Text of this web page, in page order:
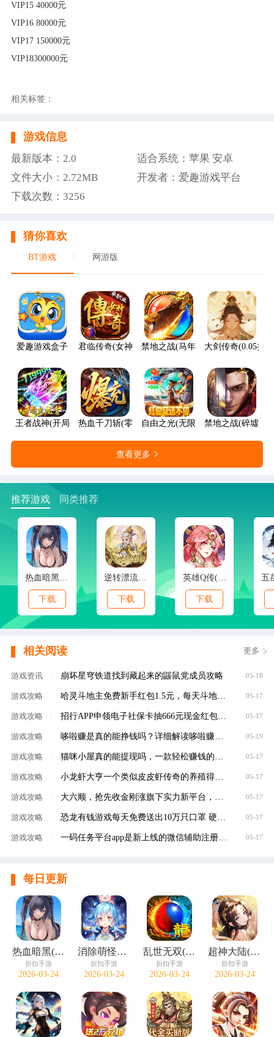
VIP15 40000元
VIP16 80000元
VIP17 150000元
VIP18300000元
相关标签：
游戏信息
最新版本：2.0
适合系统：苹果 安卓
文件大小：2.72MB
开发者：爱趣游戏平台
下载次数：3256
猜你喜欢
BT游戏 网游版
爱趣游戏盒子 君临传奇(女神传奇福利版)禁地之战(马年火龙神器)大剑传奇(0.05折
王者战神(开局火龙套)热血千刀斩(零氪送赞爆充)自由之光(无限红包免费版)
禁地之战(碎墟诸
查看更多
推荐游戏 同类推荐
热血暗黑(0.1折常规卡牌)
下载
逆转漂流者(0.05折千元代金免费)
下载
英雄Q传(新版0.1折苍金高返版)
下载
相关阅读 更多
游戏资讯 崩坏星穹铁道找到藏起来的鼹鼠党成员攻略 05-18
游戏攻略 哈灵斗地主免费新手红包1.5元，每天斗地主领元 05-17
游戏攻略 招行APP申领电子社保卡抽666元现金红包，100%有礼 05-17
游戏攻略 哆啦赚是真的能挣钱吗？详细解读哆啦赚是不是 05-19
游戏攻略 05-17
游戏攻略 小龙虾大亨一个类似皮皮虾传奇的养殖得分红虾 05-17
游戏攻略 05-17
游戏攻略 05-17
游戏攻略 一码任务平台app是新上线的微信辅助注册赚钱平 05-17
每日更新
热血暗黑(0.1折常规卡牌)
折扣手游
2026-03-24
消除萌怪大作战(0.1折免费送6480)
折扣手游
2026-03-24
乱世无双(诡异沉默免费版)
折扣手游
2026-03-24
超神大陆(0.1折新三国免费版)
折扣手游
2026-03-24